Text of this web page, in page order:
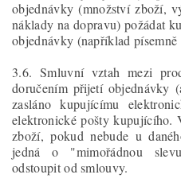
objednávky (množství zboží,
náklady na dopravu) požádat
objednávky (například
3.6. Smluvní vztah mezi
doručením přijetí objednávky
zasláno kupujícímu
elektronické pošty kupujícího.
zboží, pokud nebude u
jedná o "mimořádnou
odstoupit od smlouvy.